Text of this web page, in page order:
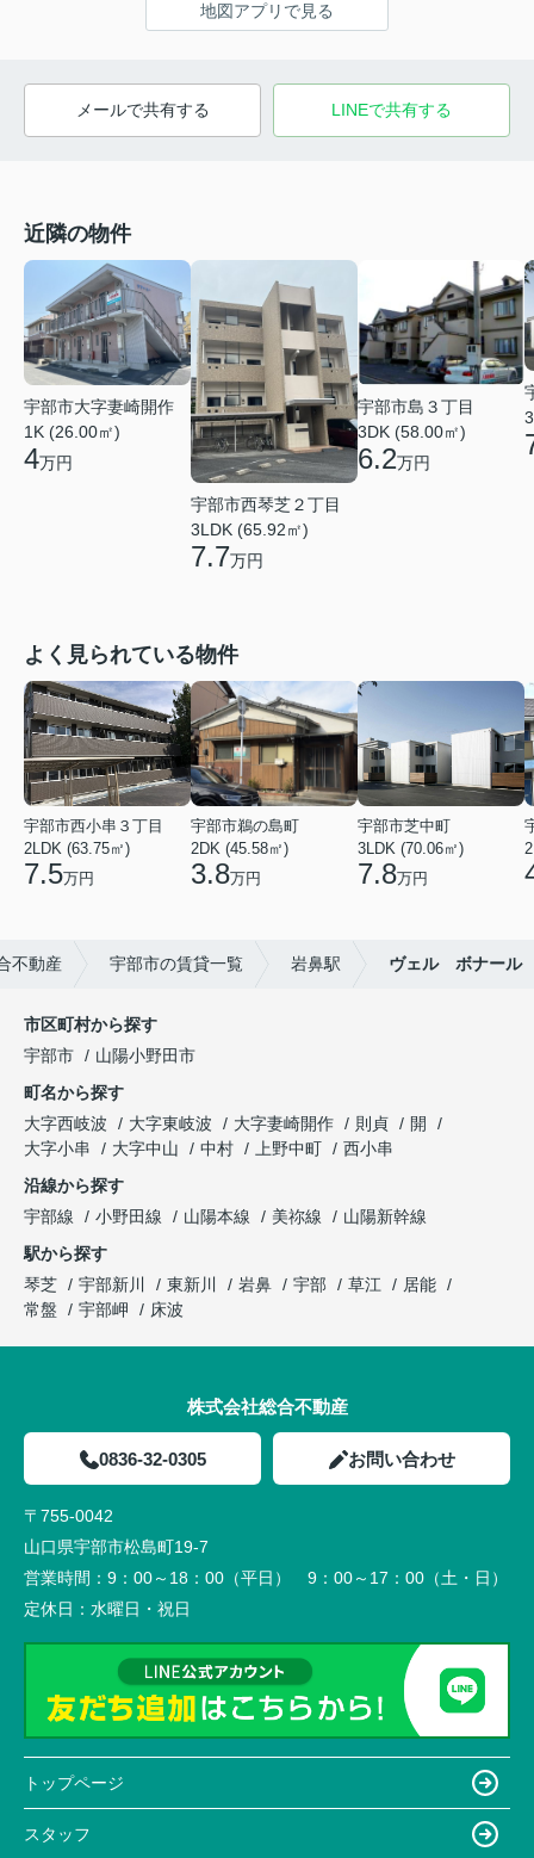
地図アプリで見る
メールで共有する LINEで共有する
近隣の物件
宇部市大字妻崎開作
1K (26.00㎡)
4万円
宇部市西琴芝２丁目
3LDK (65.92㎡)
7.7万円
宇部市島３丁目
3DK (58.00㎡)
6.2万円
よく見られている物件
宇部市西小串３丁目
2LDK (63.75㎡)
7.5万円
宇部市鵜の島町
2DK (45.58㎡)
3.8万円
宇部市芝中町
3LDK (70.06㎡)
7.8万円
不動産 宇部市の賃貸一覧 岩鼻駅 ヴェル ボナール
市区町村から探す
宇部市
山陽小野田市
町名から探す
大字西岐波
大字東岐波 大字妻崎開作 則貞
開
大字小串
大字中山 中村 上野中町
西小串
沿線から探す
宇部線
小野田線 山陽本線 美祢線
山陽新幹線
駅から探す
琴芝
宇部新川 東新川 岩鼻 宇部 草江
居能
常盤
宇部岬 床波
株式会社総合不動産
0836-32-0305 お問い合わせ
〒755-0042
山口県宇部市松島町19-7
営業時間： 9：00～18：00（平日） 9：00～17：00（土・日）
定休日： 水曜日・祝日
トップページ
スタッフ